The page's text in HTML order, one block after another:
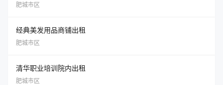
肥城市区
经典美发用品商铺出租
肥城市区
清华职业培训院内出租
肥城市区